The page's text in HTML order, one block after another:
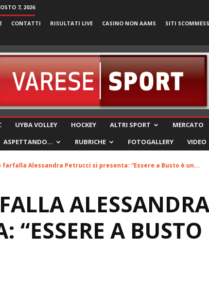
7, 2026
CONTATTI RISULTATI LIVE CASINO NON AAMS SITI
UYBA VOLLEY HOCKEY ALTRI SPORT
MERCATO
ASPETTANDO… RUBRICHE FOTOGALLERY VIDEO
farfalla Alessandra Petrucci si presenta: “Essere a Busto è un...
“ESSERE A